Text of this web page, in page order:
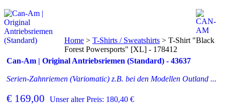
Can-Am | Original Antriebsriemen (Standard) - 43637
Serien-Zahnriemen (Variomatic) z.B. bei den Modellen Outland ...
€ 169,00 Unser alter Preis: 180,40 €
Home > T-Shirts / Sweatshirts > T-Shirt "Black
Forest Powersports" [XL] - 178412